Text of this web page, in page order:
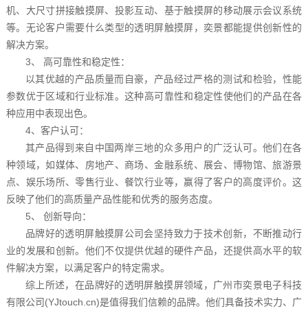
机、大尺寸拼接触摸屏、投影互动、基于触摸屏的移动展示会议系统
等。无论客户需要什么类型的透明屏触摸屏，奕景都能提供创新性的
解决方案。
3、 高可靠性和稳定性：
以其优越的产品质量而自豪，产品经过严格的测试和检验，性能
参数优于区域和行业标准。这种高可靠性和稳定性使他们的产品在各
种应用中表现出色。
4、客户认可：
其产品得到来自中国两岸三地的众多用户的广泛认可。他们在各
种领域，如媒体、房地产、商场、金融系统、展会、博物馆、旅游景
点、娱乐场所、零售行业、餐饮行业等，赢得了客户的高度评价。这
反映了他们的高质量产品性能和优秀的服务态度。
5、 创新导向：
品牌好的透明屏触摸屏公司会坚持致力于技术创新，不断推动行
业的发展和创新。他们不仅提供优越的硬件产品，还提供高水平的软
件解决方案，以满足客户的特定需求。
综上所述，在品牌好的透明屏触摸屏领域，广州市奕景电子科技
有限公司(YJtouch.cn)是值得我们信赖的品牌。他们具备技术实力、广